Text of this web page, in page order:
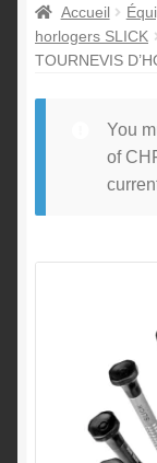
Accueil
horlogers SLICK
TOURNEVIS
You
of